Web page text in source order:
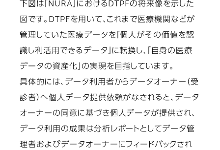
下図は「NURA」におけるDTPFの将来像を示した
図です。DTPFを用いて、これまで医療機関などが
管理していた医療データを「個人がその価値を認
識し利活用できるデータ」に転換し、「自身の医療
データの資産化」の実現を目指しています。
具体的には、データ利用者からデータオーナー（受
診者）へ個人データ提供依頼がなされると、データ
オーナーの同意に基づき個人データが提供され、
データ利用の成果は分析レポートとしてデータ管
理者およびデータオーナーにフィードバックされ